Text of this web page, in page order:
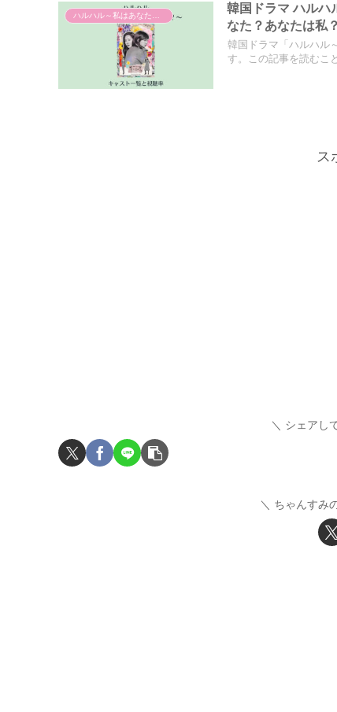
ハルハル～私はあなた？あなたは私？～
韓国ドラマ ハルハ
なた？あなたは私
韓国ドラマ「ハルハル
す。この記事を読むこ
ス
シェアし
ちゃんすみ